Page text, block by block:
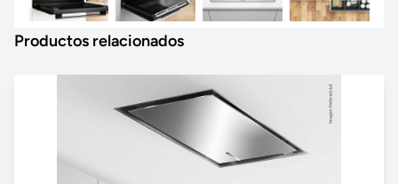
Productos relacionados